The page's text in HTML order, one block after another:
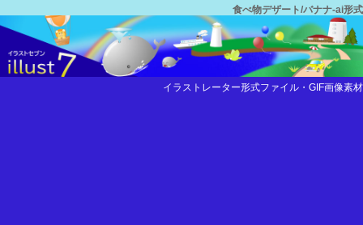
食べ物デザート/バナナ-ai形式
イラストレーター形式ファイル・GIF画像素材